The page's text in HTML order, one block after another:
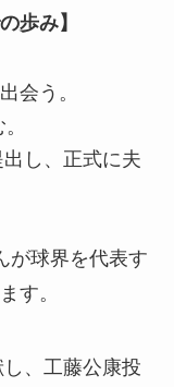
歩み】
会う。
し、正式に夫
が球界を代表す
す。
、工藤公康投